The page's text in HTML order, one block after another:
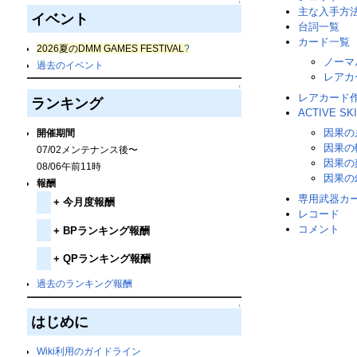
↑
イベント
2026夏のDMM GAMES FESTIVAL ?
過去のイベント
↑
ランキング
開催期間
07/02メンテナンス後〜
08/06午前11時
報酬
+ 今月度報酬
+ BPランキング報酬
+ QPランキング報酬
過去のランキング報酬
↑
はじめに
Wiki利用のガイドライン
主な入手方
台詞一覧
カード一覧
ノー
レアカ
レアカード
ACTIVE
因果の
因果の
因果の
因果の
専用武器カ
レコード
コメント